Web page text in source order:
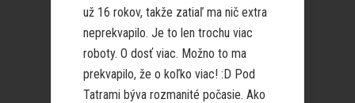
už 16 rokov, takže zatiaľ ma nič extra
neprekvapilo. Je to len trochu viac
roboty. O dosť viac. Možno to ma
prekvapilo, že o koľko viac! :D Pod
Tatrami býva rozmanité počasie. Ako